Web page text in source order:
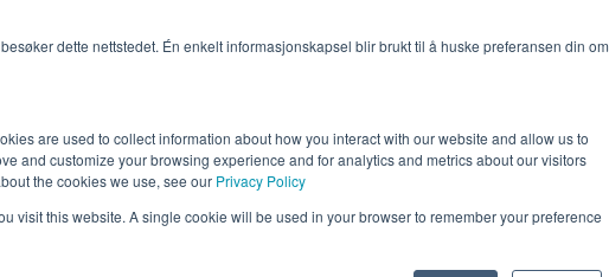
dette nettstedet. Én enkelt informasjonskapsel blir brukt til å huske preferansen din om
are used to collect information about how you interact with our website and allow us to
and customize your browsing experience and for analytics and metrics about our visitors
the cookies we use, see our Privacy Policy
visit this website. A single cookie will be used in your browser to remember your preference
Himmelblå Brygge
8985 Ylvingen
Personvernerklæring